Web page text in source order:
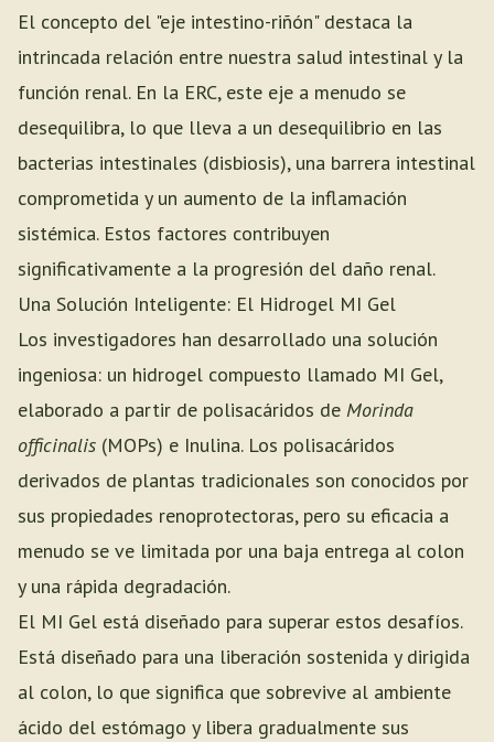
El concepto del "eje intestino-riñón" destaca la
intrincada relación entre nuestra salud intestinal y la
función renal. En la ERC, este eje a menudo se
desequilibra, lo que lleva a un desequilibrio en las
bacterias intestinales (disbiosis), una barrera intestinal
comprometida y un aumento de la inflamación
sistémica. Estos factores contribuyen
significativamente a la progresión del daño renal.
Una Solución Inteligente: El Hidrogel MI Gel
Los investigadores han desarrollado una solución
ingeniosa: un hidrogel compuesto llamado MI Gel,
elaborado a partir de polisacáridos de Morinda
officinalis (MOPs) e Inulina. Los polisacáridos
derivados de plantas tradicionales son conocidos por
sus propiedades renoprotectoras, pero su eficacia a
menudo se ve limitada por una baja entrega al colon
y una rápida degradación.
El MI Gel está diseñado para superar estos desafíos.
Está diseñado para una liberación sostenida y dirigida
al colon, lo que significa que sobrevive al ambiente
ácido del estómago y libera gradualmente sus